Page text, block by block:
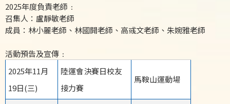
2025年度負責老師﹕
召集人：盧靜敏老師
成員：林小麗老師、林國開老師、高彧文老師、朱婉雅老師
活動預告及宣傳﹕
2025年11月
19日(三)
陸運會決賽日校友
接力賽
馬鞍山運動場